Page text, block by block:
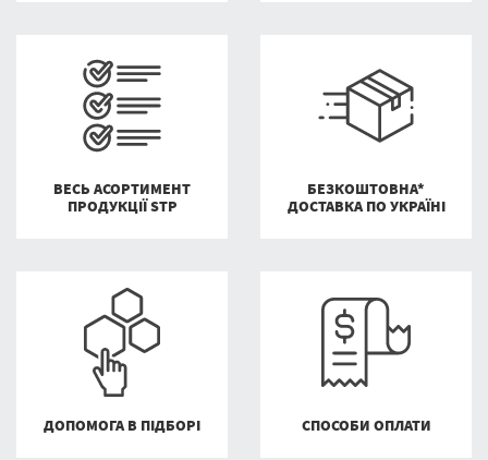
ВЕСЬ АСОРТИМЕНТ
ПРОДУКЦІЇ STP
БЕЗКОШТОВНА*
ДОСТАВКА ПО УКРАЇНІ
ДОПОМОГА В ПІДБОРІ СПОСОБИ ОПЛАТИ